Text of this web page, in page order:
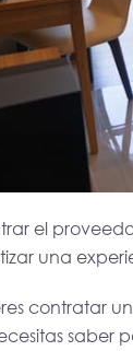
el
una
contratar
saber